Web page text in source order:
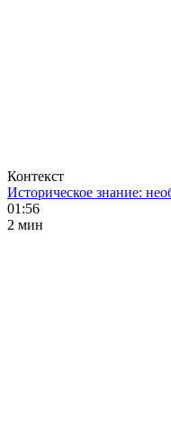
Контекст
Историческое знание:
01:56
2 мин